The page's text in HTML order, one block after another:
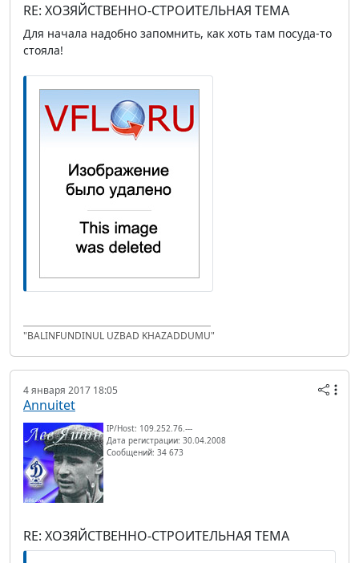
RE: ХОЗЯЙСТВЕННО-СТРОИТЕЛЬНАЯ ТЕМА
Для начала надобно запомнить, как хоть там посуда-то
стояла!
"BALINFUNDINUL UZBAD KHAZADDUMU"
4 января 2017 18:05
Annuitet
IP/Host: 109.252.76.---
Дата регистрации: 30.04.2008
Сообщений: 34 673
RE: ХОЗЯЙСТВЕННО-СТРОИТЕЛЬНАЯ ТЕМА